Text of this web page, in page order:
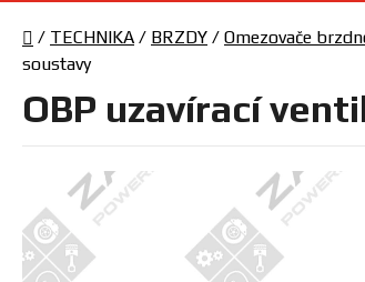
Domů
/ TECHNIKA / BRZDY / Omezovače
soustavy
OBP uzavírací